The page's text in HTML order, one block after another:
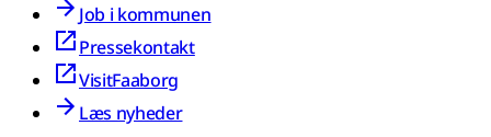
Job i kommunen
Pressekontakt
VisitFaaborg
Læs nyheder